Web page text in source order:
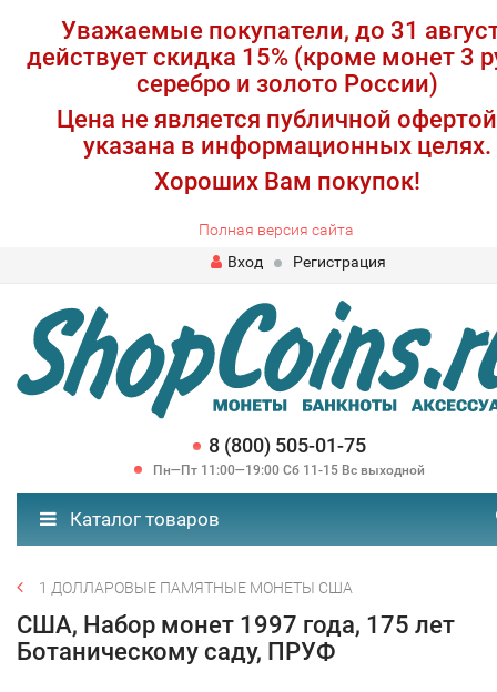
Уважаемые покупатели, до 31
действует скидка 15% (кроме монет 3
серебро и золото России)
Цена не является публичной
указана в информационных целях.
Хороших Вам покупок!
Полная версия сайта
Вход
Регистрация
8 (800) 505-01-75
Пн—Пт 11:00—19:00 Сб 11-15 Вс выходной
Каталог товаров
1 ДОЛЛАРОВЫЕ ПАМЯТНЫЕ МОНЕТЫ США
США, Набор монет 1997 года, 175 лет
Ботаническому саду, ПРУФ